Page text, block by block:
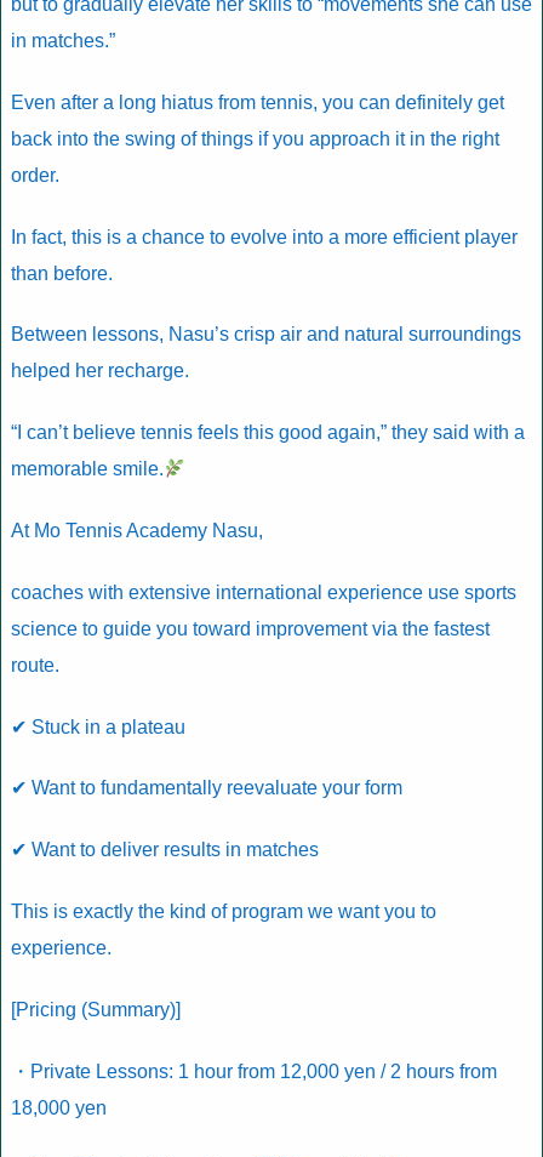
but to gradually elevate her skills to “movements she can use
in matches.”
Even after a long hiatus from tennis, you can definitely get
back into the swing of things if you approach it in the right
order.
In fact, this is a chance to evolve into a more efficient player
than before.
Between lessons, Nasu’s crisp air and natural surroundings
helped her recharge.
“I can’t believe tennis feels this good again,” they said with a
memorable smile.
At Mo Tennis Academy Nasu,
coaches with extensive international experience use sports
science to guide you toward improvement via the fastest
route.
✔ Stuck in a plateau
✔ Want to fundamentally reevaluate your form
✔ Want to deliver results in matches
This is exactly the kind of program we want you to
experience.
[Pricing (Summary)]
・Private Lessons: 1 hour from 12,000 yen / 2 hours from
18,000 yen